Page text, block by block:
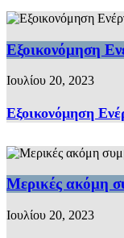
Εξοικονόμηση
Ιουλίου 20, 2023
Εξοικονόμηση
Μερικές ακόμη
Ιουλίου 20, 2023